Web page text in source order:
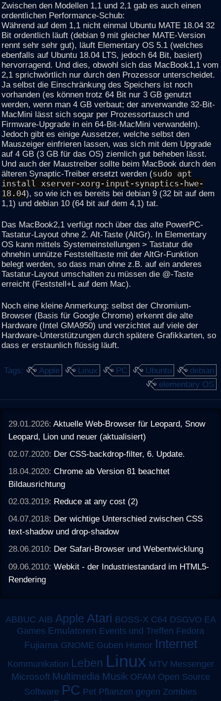
Zwischen den Modellen 1,1 und 2,1 gab es auch einen
ordentlichen Performance-Schub:
Während auf dem 1,1 nicht einmal Ubuntu MATE 18.04 32
Bit ordentlich läuft (debian 9 mit gleicher MATE-Version
rennt sehr sehr gut), läuft Elementary OS 5.1 (welches
ebenfalls auf Ubuntu 18.04 LTS, jedoch 64 Bit, basiert)
hervorragend. Und dies, obwohl sich das MacBook1,1 vom
2,1 sprichwörtlich nur durch den Prozessor unterscheidet.
Ja selbst die Einschränkung des Speichers ist noch
vorhanden (es können trotz 64 Bit nur 3 GB genutzt
werden, wenn man 4 GB verbaut; der anverwandte 32-Bit-
MacMini lässt sich sogar per Prozessortausch und
Firmware-Upgrade in ein 64-Bit-MacMini verwandeln).
Jedoch gibt es einige Aussetzer, welche selbst den
Mauszeiger einfrieren lassen, was sich mit dem Upgrade
auf 4 GB (3 GB für das OS) ziemlich gut beheben lässt.
Und auch der Maustreiber sollte beim MacBook durch den
älteren Synaptic-Treiber ersetzt werden (sudo apt
install xserver-xorg-input-synaptics-hwe-
18.04), so wie ich es bereits bei debian 9 (32 bit auf dem
1,1) und debian 10 (64 bit auf dem 4,1) tat.
Das MacBook2,1 verfügt noch über das alte PowerPC-
Tastatur-Layout ohne 2. Alt-Taste (AltGr). In Elementary
OS kann mittels Systemeinstellungen > Tastatur die
ohnehin unnütze Feststelltaste mit der AltGr-Funktion
belegt werden, so dass man ohne z.B. auf ein anderes
Tastatur-Layout umschalten zu müssen die @-Taste
erreicht (Feststell+L auf dem Mac).
Noch eine kleine Anmerkung: selbst der Chromium-
Browser (Basis für Google Chrome) erkennt die alte
Hardware (Intel GMA950) und verzichtet auf viele der
Hardware-Unterstützungen durch spätere Grafikkarten, so
dass er erstaunlich flüssig läuft.
Tags: Apple Linux PC Ubuntu
debian
elementary OS
29.01.2026:Aktuelle Web-Browser für Leopard, Snow
Leopard, Lion und neuer (aktualisiert)
02.07.2020: Der CSS-backdrop-filter, 6. Update.
18.04.2020:Chrome ab Version 81 beachtet
Bildausrichtung
02.03.2019: Reduce at any cost (2)
04.07.2018: Der wichtige Unterschied zwischen CSS
text-shadow und drop-shadow
28.06.2010: Der Safari-Browser und Webentwicklung
09.06.2010:Webkit - der Industriestandard im HTML5-
Rendering
ABBUC AIB Apple Atari BOSS-X C64 DSGVO EA
Games Emulatoren Events und Treffen Fedora
Fujiama GNOME Guben Humor Internet
Kommunikation Leben Linux MTV Messenger
Microsoft Multimedia Musik OFAM Open Source
Software PC Pet Pflanzen gegen Zombies